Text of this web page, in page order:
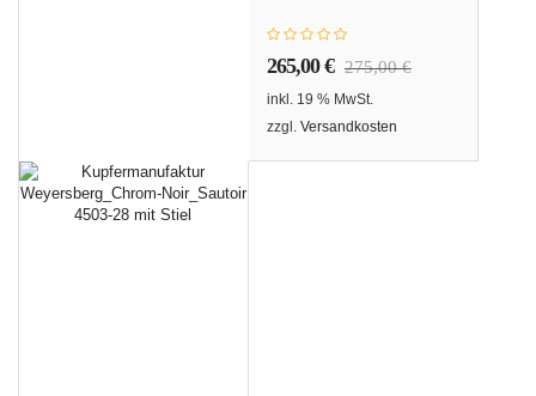
265,00€ 275,00€
inkl. 19 % MwSt.
zzgl. Versandkosten